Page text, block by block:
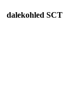
dalekohled SCT